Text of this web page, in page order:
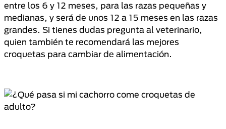
entre los 6 y 12 meses, para las razas pequeñas y
medianas, y será de unos 12 a 15 meses en las razas
grandes. Si tienes dudas pregunta al veterinario,
quien también te recomendará las mejores
croquetas para cambiar de alimentación.